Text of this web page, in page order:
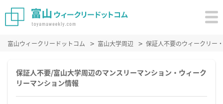
富山ウィークリードットコム 富山大学周辺 保証人不要のウィークリー
保証人不要/富山大学周辺のマンスリーマンション・ウィーク
リーマンション情報